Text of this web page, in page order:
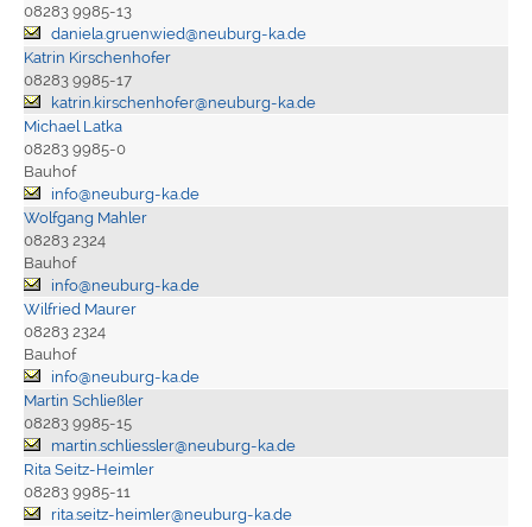
08283 9985-13
daniela.gruenwied@neuburg-ka.de
Katrin Kirschenhofer
08283 9985-17
katrin.kirschenhofer@neuburg-ka.de
Michael Latka
08283 9985-0
Bauhof
info@neuburg-ka.de
Wolfgang Mahler
08283 2324
Bauhof
info@neuburg-ka.de
Wilfried Maurer
08283 2324
Bauhof
info@neuburg-ka.de
Martin Schließler
08283 9985-15
martin.schliessler@neuburg-ka.de
Rita Seitz-Heimler
08283 9985-11
rita.seitz-heimler@neuburg-ka.de